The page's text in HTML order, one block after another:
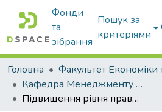
Фонди
та
зібрання
Пошук за
критеріями
Головна
Кафедра Менеджменту та публічного адміністрування
Підвищення рівня правової та етичної культури державних управлінців як один із основних пріоритетів правового виховання в умовах соціальної мобільності